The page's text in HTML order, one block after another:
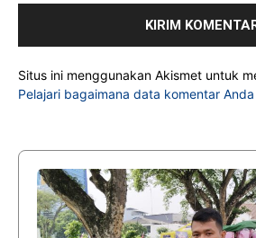
Situs ini menggunakan Akismet untuk
Pelajari bagaimana data komentar